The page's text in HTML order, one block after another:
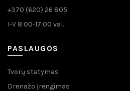
+370 (620) 26 805
I-V 8:00-17:00 val.
PASLAUGOS
Tvorų statymas
Drenažo įrengimas